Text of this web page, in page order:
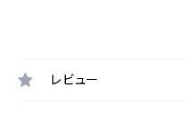
レビュー